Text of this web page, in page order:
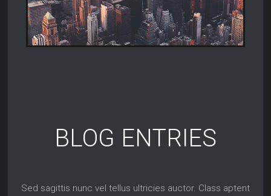
BLOG ENTRIES
Sed sagittis nunc vel tellus ultricies auctor. Class aptent